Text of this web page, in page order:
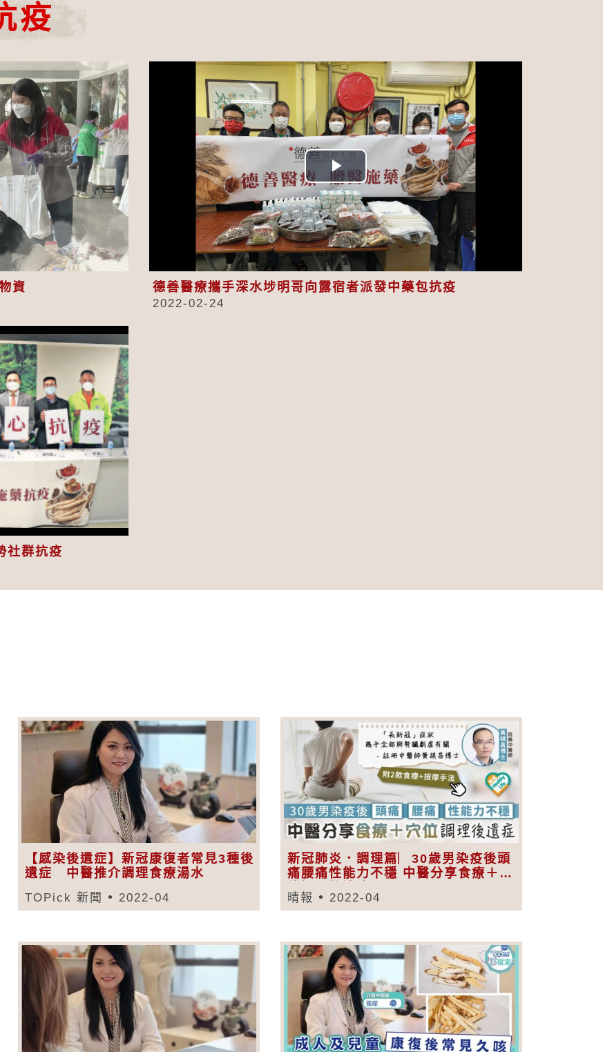
疫
資
Play
Video
德善醫療攜手深水埗明哥向露宿者派發中藥包抗疫
2022-02-24
社群抗疫
【感染後遺症】新冠康復者常見3種後
遺症 中醫推介調理食療湯水
TOPick 新聞 2022-04
新冠肺炎．調理篇︳30歲男染疫後頭
痛腰痛性能力不穩 中醫分享食療＋穴
晴報 2022-04